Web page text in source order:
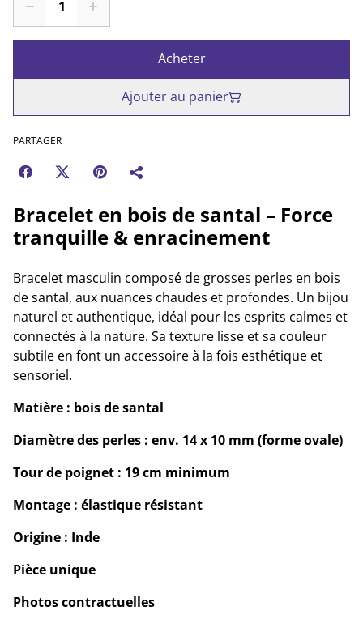
Acheter
Ajouter au panier
PARTAGER
Bracelet en bois de santal – Force
tranquille & enracinement
Bracelet masculin composé de grosses perles en bois
de santal, aux nuances chaudes et profondes. Un bijou
naturel et authentique, idéal pour les esprits calmes et
connectés à la nature. Sa texture lisse et sa couleur
subtile en font un accessoire à la fois esthétique et
sensoriel.
Matière : bois de santal
Diamètre des perles : env. 14 x 10 mm (forme ovale)
Tour de poignet : 19 cm minimum
Montage : élastique résistant
Origine : Inde
Pièce unique
Photos contractuelles